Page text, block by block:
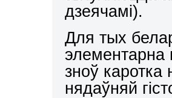
дзеячамі).
Для тых
элементарна
зноў каротка
нядаўняй